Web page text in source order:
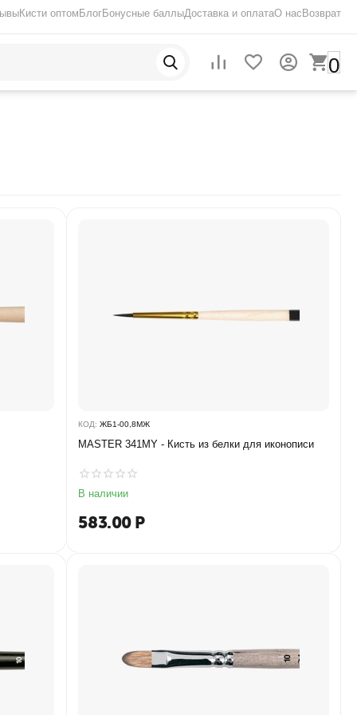
Кисти оптомБлогБонусные баллыДоставка и оплатаО насВозврат
0
КОД: ЖБ1-00,8МЖ
MASTER 341MY - Кисть из белки для иконописи
В наличии
583.00 Р